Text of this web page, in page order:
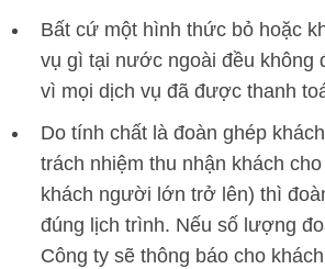
Bất cứ một hình thức bỏ hoặc
vụ gì tại nước ngoài đều không
vì mọi dịch vụ đã được thanh
Do tính chất là đoàn ghép
trách nhiệm thu nhận khách
khách người lớn trở lên) thì
đúng lịch trình. Nếu số lượng
Công ty sẽ thông báo cho